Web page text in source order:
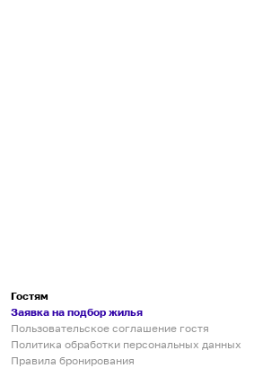
Гостям
Заявка на подбор жилья
Пользовательское соглашение гостя
Политика обработки персональных данных
Правила бронирования